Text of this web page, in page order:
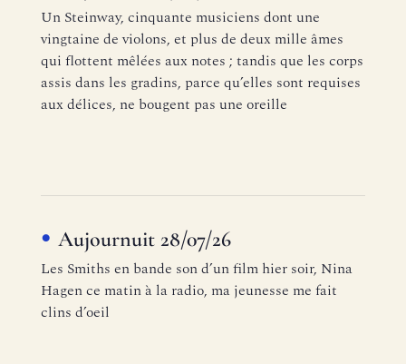
Un Steinway, cinquante musiciens dont une
vingtaine de violons, et plus de deux mille âmes
qui flottent mêlées aux notes ; tandis que les corps
assis dans les gradins, parce qu’elles sont requises
aux délices, ne bougent pas une oreille
Aujournuit 28/07/26
Les Smiths en bande son d’un film hier soir, Nina
Hagen ce matin à la radio, ma jeunesse me fait
clins d’oeil